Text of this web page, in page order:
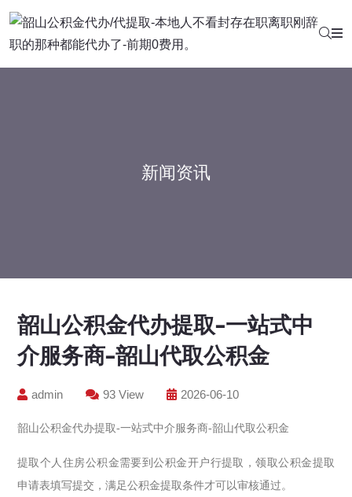
新闻资讯
韶山公积金代办提取-一站式中
介服务商-韶山代取公积金
admin 93 View 2026-06-10
韶山公积金代办提取-一站式中介服务商-韶山代取公积金
提取个人住房公积金需要到公积金开户行提取，领取公积金提取
申请表填写提交，满足公积金提取条件才可以审核通过。